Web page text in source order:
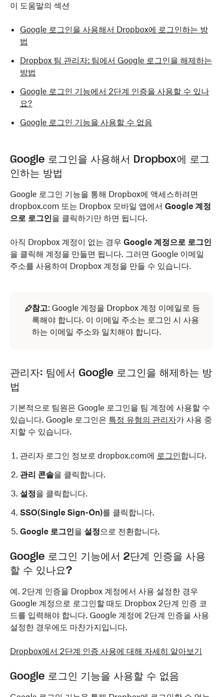
이 도움말의 섹션
Google 로그인을 사용해서 Dropbox에 로그인하는 방
법
Dropbox 팀 관리자: 팀에서 Google 로그인을 해제하는
방법
Google 로그인 기능에서 2단계 인증을 사용할 수 있나
요?
Google 로그인 기능을 사용할 수 없음
Google 로그인을 사용해서 Dropbox에 로그
인하는 방법
Google 로그인 기능을 통해 Dropbox에 액세스하려면
dropbox.com 또는 Dropbox 모바일 앱에서 Google 계정
으로 로그인을 클릭하기만 하면 됩니다.
아직 Dropbox 계정이 없는 경우 Google 계정으로 로그인
을 클릭해 계정을 만들면 됩니다. 그러면 Google 이메일
주소를 사용하여 Dropbox 계정을 만들 수 있습니다.
참고: Google 계정을 Dropbox 계정 이메일로 등
록해야 합니다. 이 이메일 주소는 로그인 시 사용
하는 이메일 주소와 일치해야 합니다.
관리자: 팀에서 Google 로그인을 해제하는 방
법
기본적으로 팀원은 Google 로그인을 팀 계정에 사용할 수
있습니다. Google 로그인은 특정 유형의 관리자가 사용 중
지할 수 있습니다.
관리자 로그인 정보로 dropbox.com에 로그인합니다.
관리 콘솔을 클릭합니다.
설정을 클릭합니다.
SSO(Single Sign-On)를 클릭합니다.
Google 로그인을 설정으로 전환합니다.
Google 로그인 기능에서 2단계 인증을 사용
할 수 있나요?
예. 2단계 인증을 Dropbox 계정에서 사용 설정한 경우
Google 계정으로 로그인할 때도 Dropbox 2단계 인증 코
드를 입력해야 합니다. Google 계정에 2단계 인증을 사용
설정한 경우에도 마찬가지입니다.
Dropbox에서 2단계 인증 사용에 대해 자세히 알아보기
Google 로그인 기능을 사용할 수 없음